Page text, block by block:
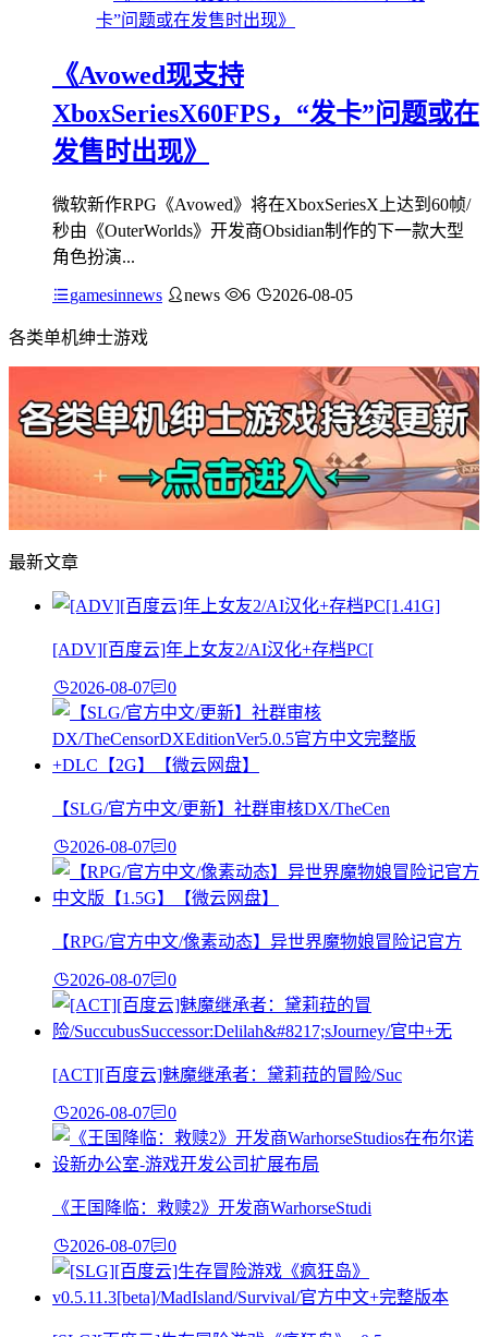
《Avowed现支持
XboxSeriesX60FPS，“发卡”问题或在
发售时出现》
微软新作RPG《Avowed》将在XboxSeriesX上达到60帧/
秒由《OuterWorlds》开发商Obsidian制作的下一款大型
角色扮演...
gamesinnews news 6 2026-08-05
各类单机绅士游戏
最新文章
[ADV][百度云]年上女友2/AI汉化+存档PC[
2026-08-07 0
【SLG/官方中文/更新】社群审核DX/TheCen
2026-08-07 0
【RPG/官方中文/像素动态】异世界魔物娘冒险记官方
2026-08-07 0
[ACT][百度云]魅魔继承者：黛莉菈的冒险/Suc
2026-08-07 0
《王国降临：救赎2》开发商WarhorseStudi
2026-08-07 0